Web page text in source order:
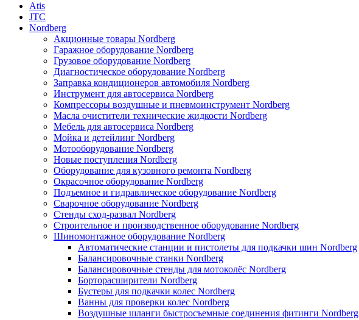
Atis
JTC
Nordberg
Акционные товары Nordberg
Гаражное оборудование Nordberg
Грузовое оборудование Nordberg
Диагностическое оборудование Nordberg
Заправка кондиционеров автомобиля Nordberg
Инструмент для автосервиса Nordberg
Компрессоры воздушные и пневмоинструмент Nordberg
Масла очистители технические жидкости Nordberg
Мебель для автосервиса Nordberg
Мойка и детейлинг Nordberg
Мотооборудование Nordberg
Новые поступления Nordberg
Оборудование для кузовного ремонта Nordberg
Окрасочное оборудование Nordberg
Подъемное и гидравлическое оборудование Nordberg
Сварочное оборудование Nordberg
Стенды сход-развал Nordberg
Строительное и производственное оборудование Nordberg
Шиномонтажное оборудование Nordberg
Автоматические станции и пистолеты для подкачки шин Nordberg
Балансировочные станки Nordberg
Балансировочные стенды для мотоколёс Nordberg
Борторасширители Nordberg
Бустеры для подкачки колес Nordberg
Ванны для проверки колес Nordberg
Воздушные шланги быстросъемные соединения фитинги Nordberg